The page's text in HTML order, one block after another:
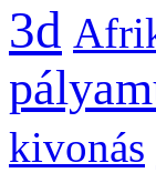
3d
kivonás